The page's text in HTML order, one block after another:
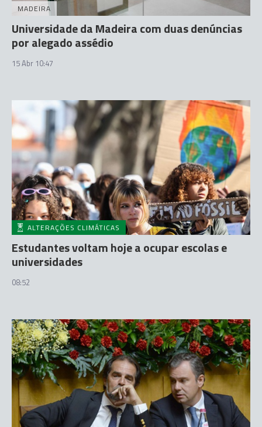
MADEIRA
Universidade da Madeira com duas denúncias
por alegado assédio
15 Abr 10:47
ALTERAÇÕES CLIMÁTICAS
Estudantes voltam hoje a ocupar escolas e
universidades
08:52